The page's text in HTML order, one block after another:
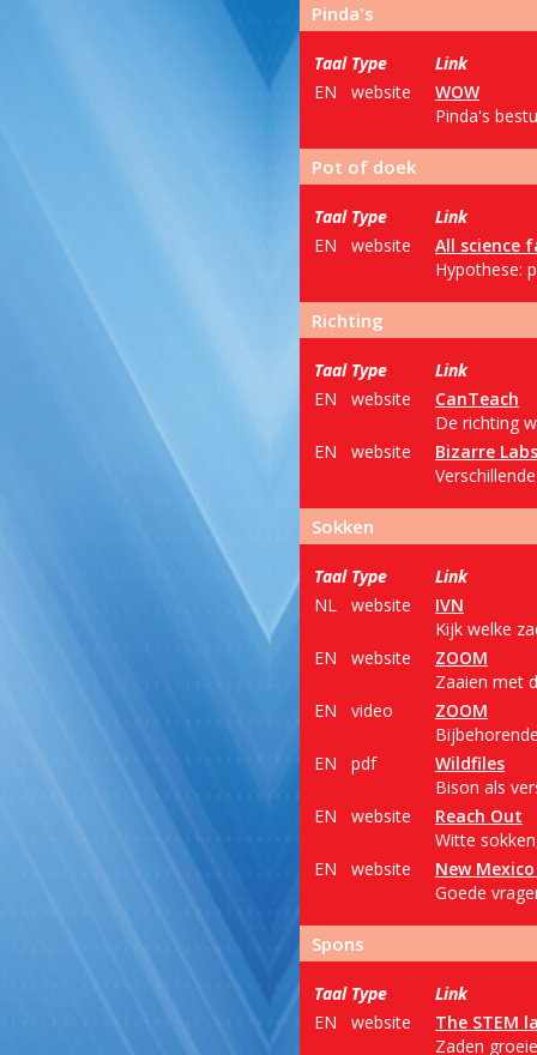
Pinda's
Taal Type
Link
EN
website
WOW
Pinda's
Pot of doek
Taal Type
Link
EN
website
All science
Hypothese:
Richting
Taal Type
Link
EN
website
CanTeach
De richting
EN
website
Bizarre Labs
Sokken
Taal Type
Link
NL
website
IVN
Kijk welke
EN
website
ZOOM
Zaaien met
EN
video
ZOOM
EN
pdf
Wildfiles
Bison als
EN
website
Reach Out
Witte
EN
website
New
Goede
Spons
Taal Type
Link
EN
website
The STEM
Zaden